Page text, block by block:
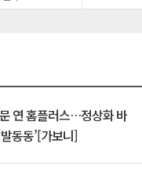
연 홈플러스…정상화 바
동동’[가보니]